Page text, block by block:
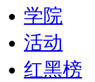
学院
活动
红黑榜